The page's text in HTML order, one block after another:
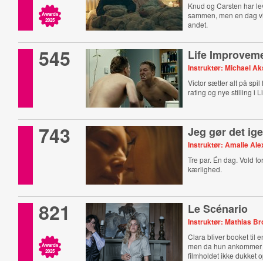
Awards
2025
Knud og Carsten har
sammen, men en dag
andet.
545 Life
Instruktør: Michael
Victor sætter alt på spil
rating og nye stilling i
743 Jeg gør det
Instruktør: Amalie
Tre par. Én dag. Vold
kærlighed.
821
Awards
2025
Le Scénario
Instruktør: Mathias
Clara bliver booket til
men da hun
filmholdet ikke dukket